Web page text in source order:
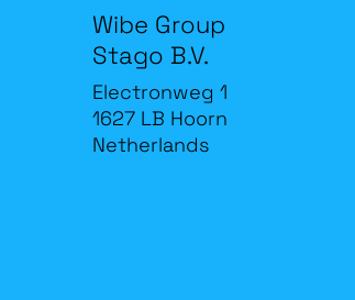
Wibe Group
Stago B.V.
Electronweg 1
1627 LB Hoorn
Netherlands